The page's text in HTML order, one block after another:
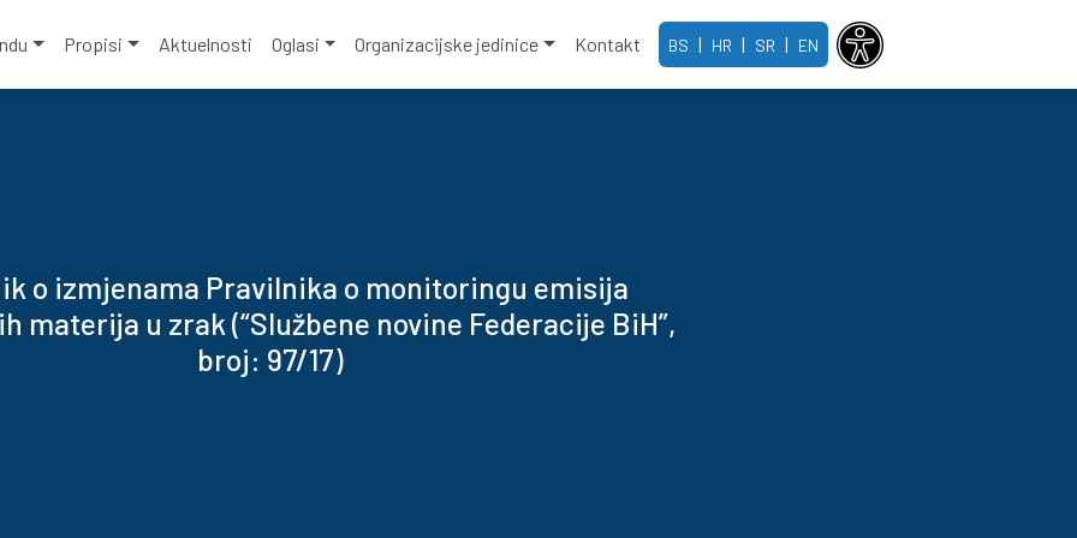
Propisi Aktuelnosti Oglasi Organizacijske jedinice Kontakt BS | HR | SR | EN
o izmjenama Pravilnika o monitoringu emisija
materija u zrak (“Službene novine Federacije BiH”,
broj: 97/17)